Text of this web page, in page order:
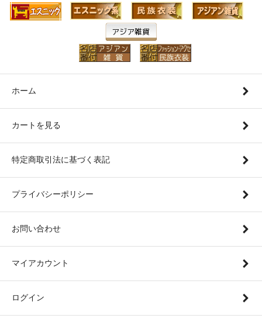
ホーム
カートを見る
特定商取引法に基づく表記
プライバシーポリシー
お問い合わせ
マイアカウント
ログイン